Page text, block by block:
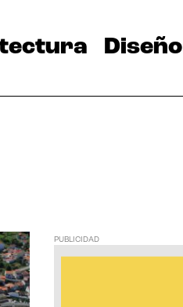
Diseño
PUBLICIDAD